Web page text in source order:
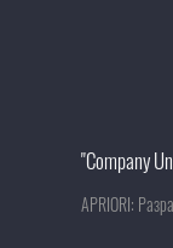
"Company
APRIORI: